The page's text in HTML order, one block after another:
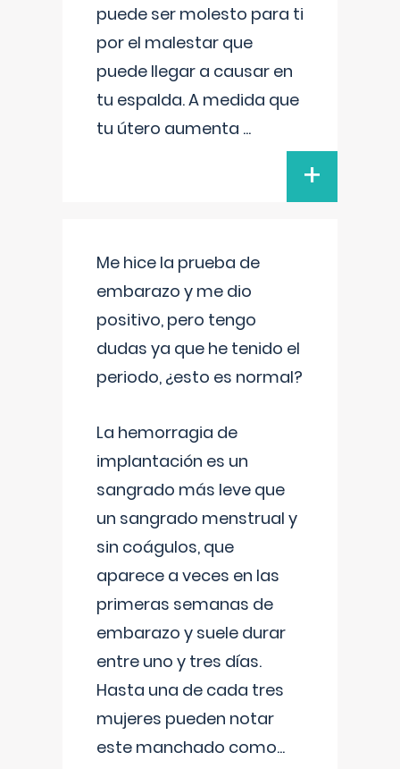
puede ser molesto para ti
por el malestar que
puede llegar a causar en
tu espalda. A medida que
tu útero aumenta ...
+
Me hice la prueba de
embarazo y me dio
positivo, pero tengo
dudas ya que he tenido el
periodo, ¿esto es normal?
La hemorragia de
implantación es un
sangrado más leve que
un sangrado menstrual y
sin coágulos, que
aparece a veces en las
primeras semanas de
embarazo y suele durar
entre uno y tres días.
Hasta una de cada tres
mujeres pueden notar
este manchado como...